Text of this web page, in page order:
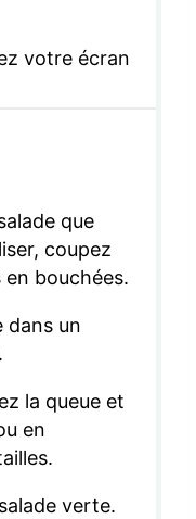
votre écran
que
coupez
bouchées.
dans un
la queue et
en
verte.